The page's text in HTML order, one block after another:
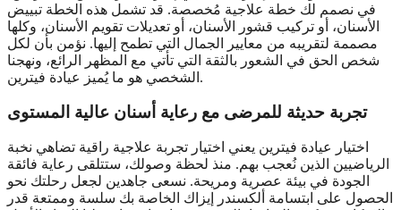
في نصمم لك خطة علاجية مُخصصة. قد تشمل هذه الخطة تبييض
الأسنان، أو تركيب قشور الأسنان، أو تعديلات تقويم الأسنان، وكلها
مصممة لتقريبه من معايير الجمال التي تطمح إليها. نؤمن بأن لكل
شخص الحق في الشعور بالثقة التي تأتي مع المظهر الرائع، ونهجنا
الشخصي هو ما يُميز عيادة فيترين.
تجربة حديثة للمرضى مع رعاية أسنان عالية المستوى
اختيار عيادة فيترين يعني اختيار تجربة علاجية راقية تضاهي نخبة
الرياضيين الذين نُعجب بهم. منذ لحظة وصولك، ستتلقى رعاية فائقة
الجودة في بيئة عصرية ومريحة. نسعى جاهدين لجعل رحلتك نحو
الحصول على ابتسامة ألكسندر إيزاك الخاصة بك سلسة وممتعة قدر